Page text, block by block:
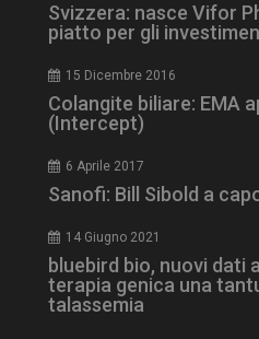
Svizzera: nasce Vifor
piatto per gli
15 Dicembre 2016
Colangite biliare: EMA
(Intercept)
6 Aprile 2017
Sanofi: Bill Sibold a
14 Giugno 2021
bluebird bio, nuovi dati
terapia genica una
talassemia
ARRAffinity